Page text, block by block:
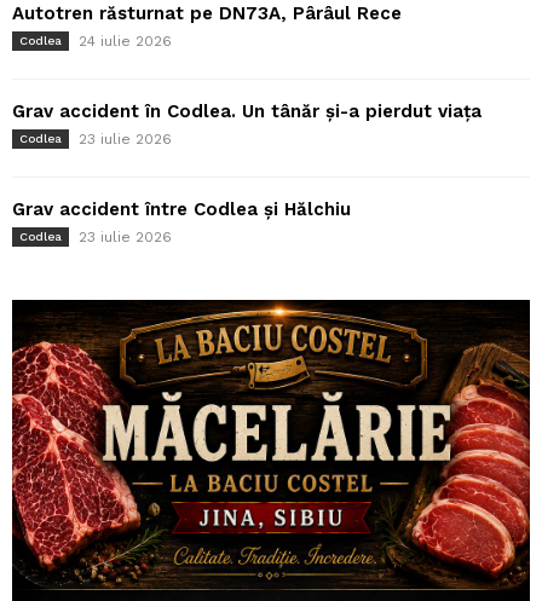
Autotren răsturnat pe DN73A, Pârâul Rece
Codlea 24 iulie 2026
Grav accident în Codlea. Un tânăr și-a pierdut viața
Codlea 23 iulie 2026
Grav accident între Codlea și Hălchiu
Codlea 23 iulie 2026